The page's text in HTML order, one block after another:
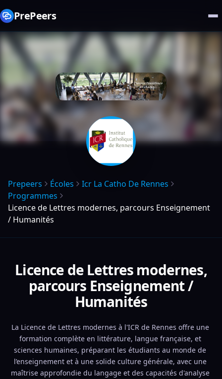
PrePeers
Prepeers Écoles
Icr La Catho De Rennes
Programmes
Licence de Lettres modernes, parcours Enseignement
/ Humanités
Licence de Lettres modernes,
parcours Enseignement /
Humanités
La Licence de Lettres modernes à l'ICR de Rennes offre une
formation complète en littérature, langue française, et
sciences humaines, préparant les étudiants au monde de
l’enseignement et à une solide culture générale, avec une
maîtrise approfondie du langage et des capacités d'analyse